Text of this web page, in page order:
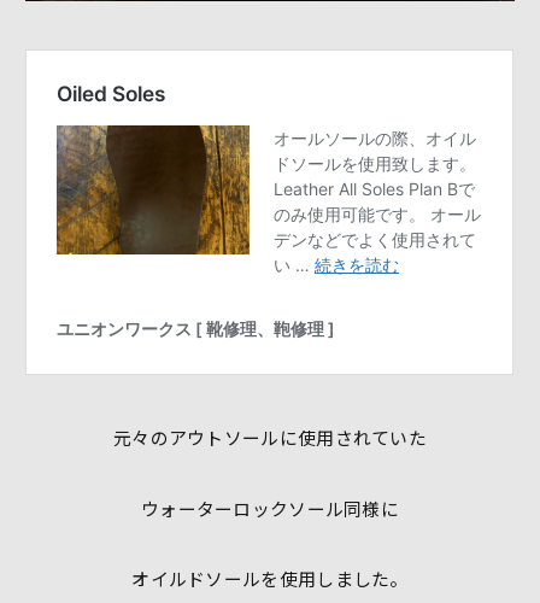
元々のアウトソールに使用されていた
ウォーターロックソール同様に
オイルドソールを使用しました。